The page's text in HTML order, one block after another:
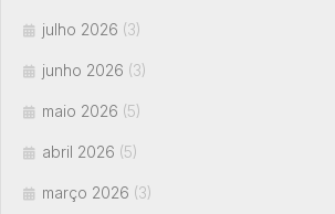
julho 2026 (3)
junho 2026 (3)
maio 2026 (5)
abril 2026 (5)
março 2026 (3)